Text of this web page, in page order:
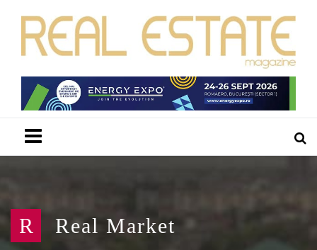
R Real Market